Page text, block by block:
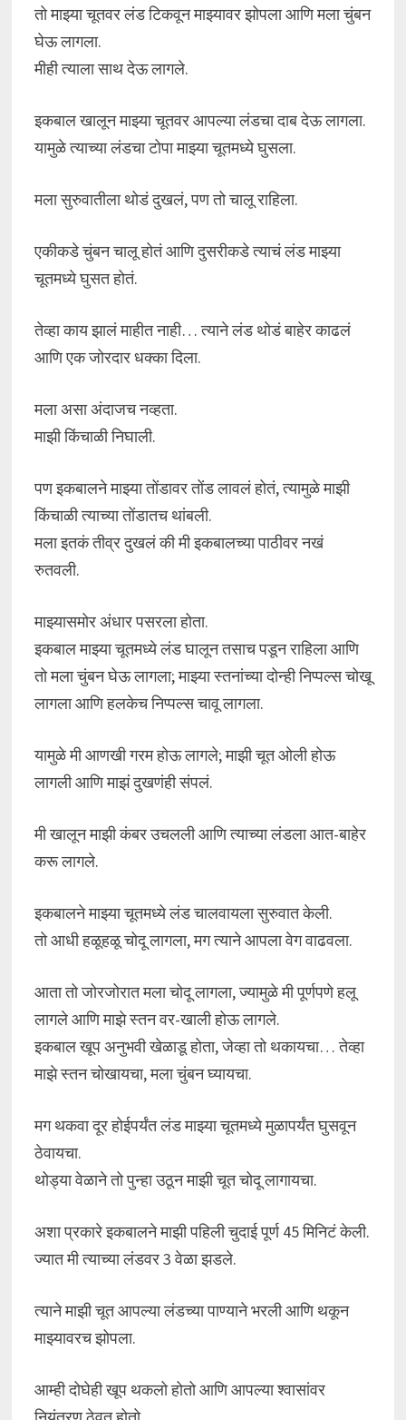
तो माझ्या चूतवर लंड टिकवून माझ्यावर झोपला आणि मला चुंबन
घेऊ लागला.
मीही त्याला साथ देऊ लागले.
इकबाल खालून माझ्या चूतवर आपल्या लंडचा दाब देऊ लागला.
यामुळे त्याच्या लंडचा टोपा माझ्या चूतमध्ये घुसला.
मला सुरुवातीला थोडं दुखलं, पण तो चालू राहिला.
एकीकडे चुंबन चालू होतं आणि दुसरीकडे त्याचं लंड माझ्या
चूतमध्ये घुसत होतं.
तेव्हा काय झालं माहीत नाही… त्याने लंड थोडं बाहेर काढलं
आणि एक जोरदार धक्का दिला.
मला असा अंदाजच नव्हता.
माझी किंचाळी निघाली.
पण इकबालने माझ्या तोंडावर तोंड लावलं होतं, त्यामुळे माझी
किंचाळी त्याच्या तोंडातच थांबली.
मला इतकं तीव्र दुखलं की मी इकबालच्या पाठीवर नखं
रुतवली.
माझ्यासमोर अंधार पसरला होता.
इकबाल माझ्या चूतमध्ये लंड घालून तसाच पडून राहिला आणि
तो मला चुंबन घेऊ लागला; माझ्या स्तनांच्या दोन्ही निप्पल्स चोखू
लागला आणि हलकेच निप्पल्स चावू लागला.
यामुळे मी आणखी गरम होऊ लागले; माझी चूत ओली होऊ
लागली आणि माझं दुखणंही संपलं.
मी खालून माझी कंबर उचलली आणि त्याच्या लंडला आत-बाहेर
करू लागले.
इकबालने माझ्या चूतमध्ये लंड चालवायला सुरुवात केली.
तो आधी हळूहळू चोदू लागला, मग त्याने आपला वेग वाढवला.
आता तो जोरजोरात मला चोदू लागला, ज्यामुळे मी पूर्णपणे हलू
लागले आणि माझे स्तन वर-खाली होऊ लागले.
इकबाल खूप अनुभवी खेळाडू होता, जेव्हा तो थकायचा… तेव्हा
माझे स्तन चोखायचा, मला चुंबन घ्यायचा.
मग थकवा दूर होईपर्यंत लंड माझ्या चूतमध्ये मुळापर्यंत घुसवून
ठेवायचा.
थोड्या वेळाने तो पुन्हा उठून माझी चूत चोदू लागायचा.
अशा प्रकारे इकबालने माझी पहिली चुदाई पूर्ण 45 मिनिटं केली.
ज्यात मी त्याच्या लंडवर 3 वेळा झडले.
त्याने माझी चूत आपल्या लंडच्या पाण्याने भरली आणि थकून
माझ्यावरच झोपला.
आम्ही दोघेही खूप थकलो होतो आणि आपल्या श्वासांवर